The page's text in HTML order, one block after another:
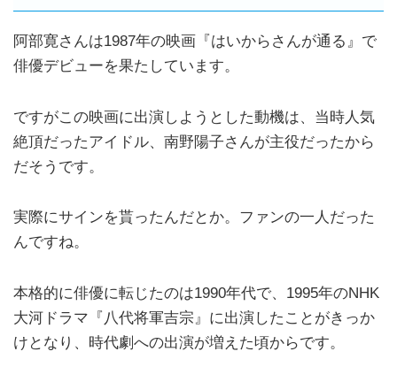
阿部寛さんは1987年の映画『はいからさんが通る』で
俳優デビューを果たしています。
ですがこの映画に出演しようとした動機は、当時人気
絶頂だったアイドル、南野陽子さんが主役だったから
だそうです。
実際にサインを貰ったんだとか。ファンの一人だった
んですね。
本格的に俳優に転じたのは1990年代で、1995年のNHK
大河ドラマ『八代将軍吉宗』に出演したことがきっか
けとなり、時代劇への出演が増えた頃からです。